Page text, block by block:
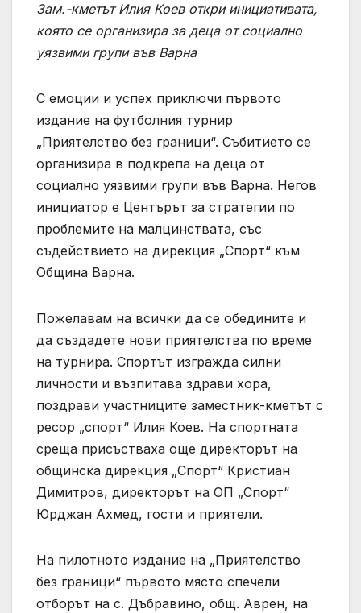
Зам.-кметът Илия Коев откри инициативата,
която се организира за деца от социално
уязвими групи във Варна
С емоции и успех приключи първото
издание на футболния турнир
„Приятелство без граници“. Събитието се
организира в подкрепа на деца от
социално уязвими групи във Варна. Негов
инициатор е Центърът за стратегии по
проблемите на малцинствата, със
съдействието на дирекция „Спорт“ към
Община Варна.
Пожелавам на всички да се обедините и
да създадете нови приятелства по време
на турнира. Спортът изгражда силни
личности и възпитава здрави хора,
поздрави участниците заместник-кметът с
ресор „спорт“ Илия Коев. На спортната
среща присъстваха още директорът на
общинска дирекция „Спорт“ Кристиан
Димитров, директорът на ОП „Спорт“
Юрджан Ахмед, гости и приятели.
На пилотното издание на „Приятелство
без граници“ първото място спечели
отборът на с. Дъбравино, общ. Аврен, на